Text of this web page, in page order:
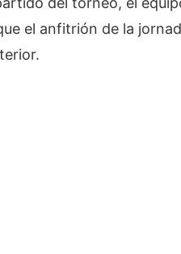
el anfitrión de la